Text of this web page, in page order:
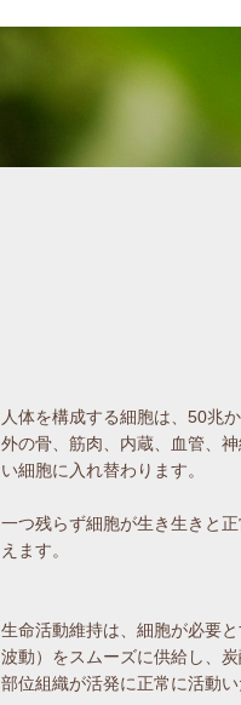
人体を構成する細胞は、50兆
外の骨、筋肉、内蔵、血管、
い細胞に入れ替わります。
一つ残らず細胞が生き生きと
えます。
生命活動維持は、細胞が必要
波動）をスムーズに供給し、
部位組織が活発に正常に活動い